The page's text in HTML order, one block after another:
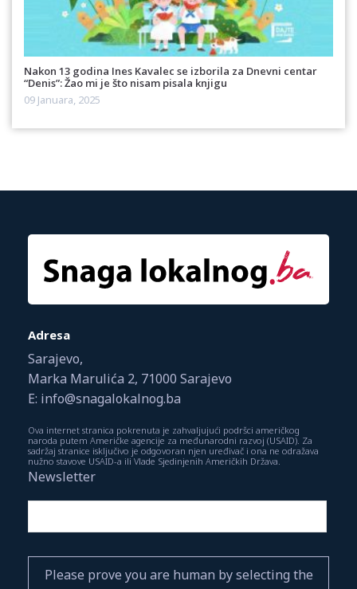
Nakon 13 godina Ines Kavalec se izborila za Dnevni centar
“Denis”: Žao mi je što nisam pisala knjigu
09 Januara, 2025
Adresa
Sarajevo,
Marka Marulića 2, 71000 Sarajevo
E: info@snagalokalnog.ba
Ova internet stranica pokrenuta je zahvaljujući podršci američkog
naroda putem Američke agencije za međunarodni razvoj (USAID). Za
sadržaj stranice isključivo je odgovoran njen uređivač i ona ne odražava
nužno stavove USAID-a ili Vlade Sjedinjenih Američkih Država.
Newsletter
Please prove you are human by selecting the